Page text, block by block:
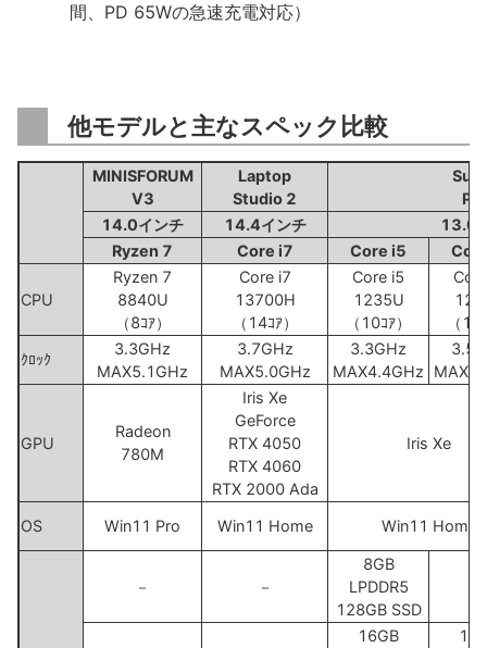
間、PD 65Wの急速充電対応）
他モデルと主なスペック比較
MINISFORUM
V3
Laptop
Studio 2
14.0インチ
14.4インチ
13.0
Ryzen 7
Core i7 Core i5
CPU
Ryzen 7
8840U
（8ｺｱ）
Core i7
13700H
（14ｺｱ）
Core i5
1235U
（10ｺｱ）
（
ｸﾛｯｸ
3.3GHz
MAX5.1GHz
3.7GHz
MAX5.0GHz
3.3GHz
MAX4.4GHz
GPU
Radeon
780M
Iris Xe
GeForce
RTX 4050
RTX 4060
RTX 2000 Ada
Iris Xe
OS Win11 Pro Win11 Home Win11 Home
－ －
8GB
LPDDR5
128GB SSD
16GB